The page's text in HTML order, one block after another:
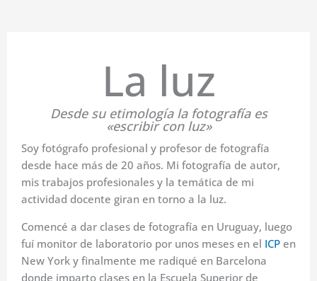
La luz
Desde su etimología la fotografía es
«escribir con luz»
Soy fotógrafo profesional y profesor de fotografía
desde hace más de 20 años. Mi fotografía de autor,
mis trabajos profesionales y la temática de mi
actividad docente giran en torno a la luz.
Comencé a dar clases de fotografía en Uruguay, luego
fuí monitor de laboratorio por unos meses en el ICP en
New York y finalmente me radiqué en Barcelona
donde imparto clases en la Escuela Superior de